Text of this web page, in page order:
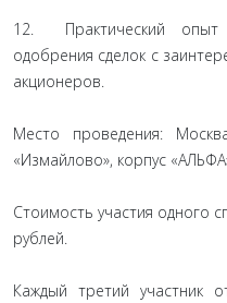
12. Практический опыт
одобрения сделок с
акционеров.
Место проведения:
«Измайлово», корпус
Стоимость участия одного
рублей.
Каждый третий участник